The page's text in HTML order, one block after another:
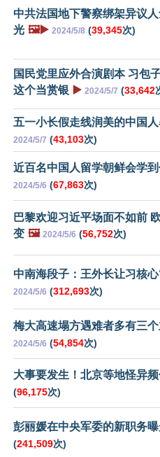
中共法国地下警察绑架异议
光 🖼️▶️ 2024/5/8 (39,345次)
国民党里应外合演剧本 习包
这个当赏银 ▶️ 2024/5/7 (33,642
五一小长假走线润美的中国
2024/5/7 (43,103次)
近百名中国人留学朝鲜会学
2024/5/6 (67,863次)
巴黎欢迎习近平场面不如前
变 🖼️ 2024/5/6 (56,752次)
中南海段子：王外长让习核心
2024/5/6 (312,693次)
梅大高速塌方遇难者多有三个
2024/5/6 (54,854次)
大事要发生！北京等地怪异
(96,175次)
彭丽媛在中央军委的新职务
(241,509次)